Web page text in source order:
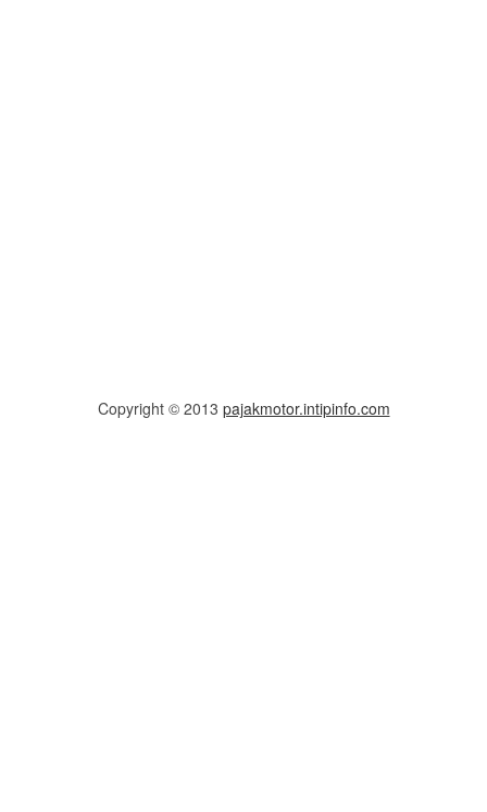
Copyright © 2013 pajakmotor.intipinfo.com